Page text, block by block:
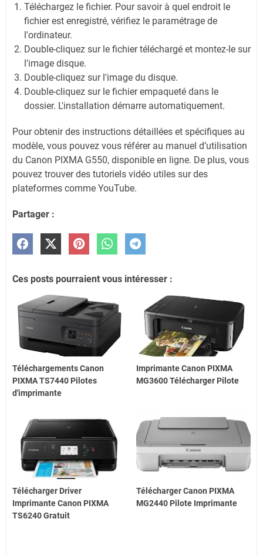
Téléchargez le fichier. Pour savoir à quel endroit le
fichier est enregistré, vérifiez le paramétrage de
l'ordinateur.
Double-cliquez sur le fichier téléchargé et montez-le sur
l'image disque.
Double-cliquez sur l'image du disque.
Double-cliquez sur le fichier empaqueté dans le
dossier. L'installation démarre automatiquement.
Pour obtenir des instructions détaillées et spécifiques au
modèle, vous pouvez vous référer au manuel d’utilisation
du Canon PIXMA G550, disponible en ligne. De plus, vous
pouvez trouver des tutoriels vidéo utiles sur des
plateformes comme YouTube.
Partager :
Ces posts pourraient vous intéresser :
Téléchargements Canon
PIXMA TS7440 Pilotes
d'imprimante
Imprimante Canon PIXMA
MG3600 Télécharger Pilote
Télécharger Driver
Imprimante Canon PIXMA
TS6240 Gratuit
Télécharger Canon PIXMA
MG2440 Pilote Imprimante